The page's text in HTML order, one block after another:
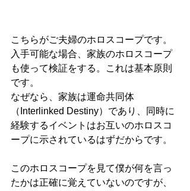
こちらがご夫婦のホロスコープです。
入手可能な場合、家族のホロスコープ
も使って検証をする。これは基本原則
です。
なぜなら、家族は運命共同体
（Interlinked Destiny）であり、同時に
経験するイベントはお互いのホロスコ
ープに示されているはずだからです。
このホロスコープを見て僕が何を言っ
たかは正確に覚えていないのですが、